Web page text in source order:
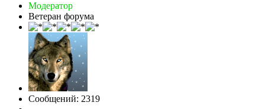
Модератор
Ветеран форума
Сообщений: 2319